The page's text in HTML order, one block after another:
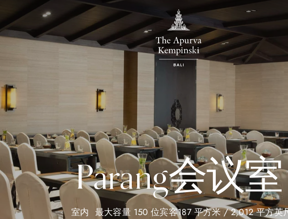
Parang会议室
室内 最大容量 150 位宾客187 平方米 / 2,012 平方英